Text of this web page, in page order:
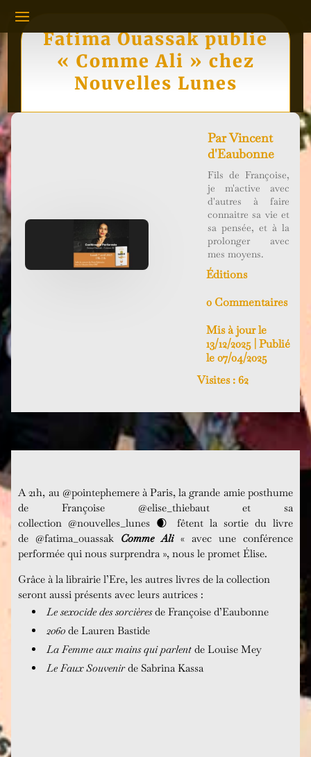
Fatima Ouassak publie
« Comme Ali » chez
Nouvelles Lunes
ParVincent
d'Eaubonne
Fils de Françoise,
je m'active avec
d'autres à faire
connaitre sa vie et
sa pensée, et à la
prolonger avec
mes moyens.
Éditions
0 Commentaires
Mis à jour le
13/12/2025 | Publié
le 07/04/2025
Visites : 62
A 21h, au @pointephemereà Paris, la grande amie posthume
de Françoise @elise_thiebautet sa
collection @nouvelles_lunes 🌒 fêtent la sortie du livre
de @fatima_ouassak Comme Ali« avec une conférence
performée qui nous surprendra », nous le promet Élise.
Grâce à la librairie l’Ere, les autres livres de la collection
seront aussi présents avec leurs autrices :
Le sexocide des sorcièresde Françoise d’Eaubonne
2060 de Lauren Bastide
La Femme aux mains qui parlent de Louise Mey
Le Faux Souvenirde Sabrina Kassa